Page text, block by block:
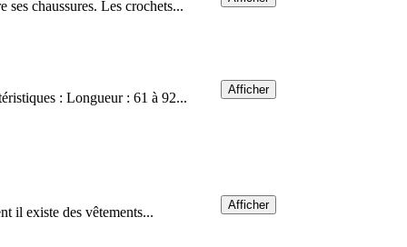
chaussures. Les crochets...
: Longueur : 61 à 92...
Afficher
il existe des vêtements...
Afficher